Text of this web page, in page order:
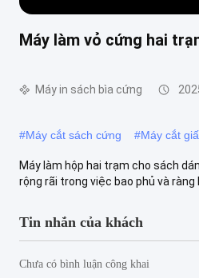
Máy làm vỏ cứng hai
Máy in sách bìa cứng
#Máy cắt sách cứng #Máy cắt
Máy làm hộp hai trạm cho sách
rộng rãi trong việc bao phủ và ràng
Tin nhắn của khách
Chưa có bình luận công khai